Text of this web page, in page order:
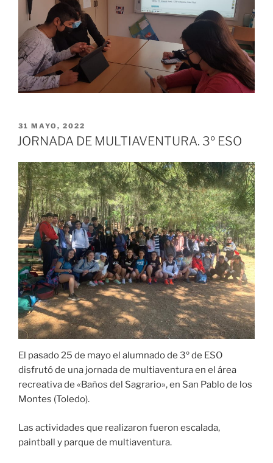
PUBLICADO
EL
31 MAYO, 2022
JORNADA DE MULTIAVENTURA. 3º ESO
El pasado 25 de mayo el alumnado de 3º de ESO
disfrutó de una jornada de multiaventura en el área
recreativa de «Baños del Sagrario», en San Pablo de los
Montes (Toledo).
Las actividades que realizaron fueron escalada,
paintball y parque de multiaventura.